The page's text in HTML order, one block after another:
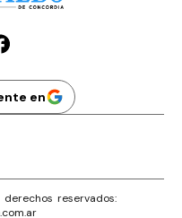
en
derechos reservados: